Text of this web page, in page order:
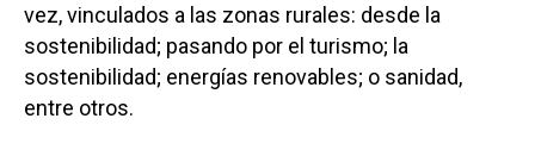
vez, vinculados a las zonas rurales: desde la
sostenibilidad; pasando por el turismo; la
sostenibilidad; energías renovables; o sanidad,
entre otros.